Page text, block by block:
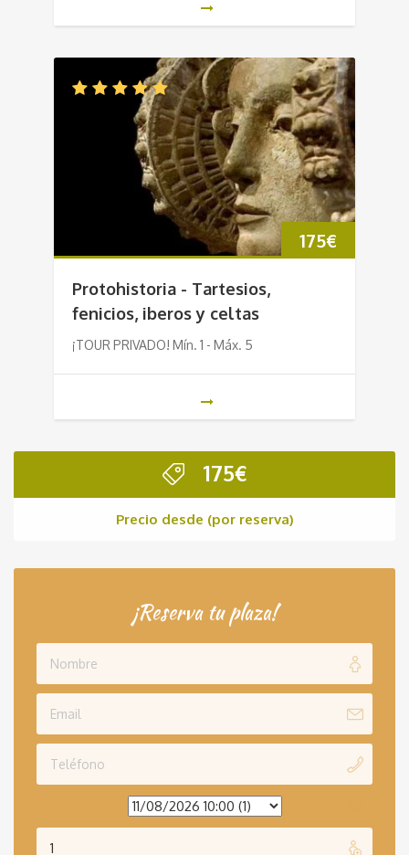
175€
Protohistoria - Tartesios,
fenicios, iberos y celtas
¡TOUR PRIVADO! Mín. 1 - Máx. 5
175€
Precio desde (por reserva)
¡Reserva tu plaza!